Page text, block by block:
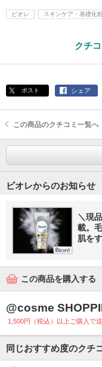
ビオレ スキンケア・基礎化
クチ
ポスト シェア
この商品のクチコミ一覧へ
ビオレからのお知らせ
＼現
載。
肌を
この商品を購入する
@cosme
1,500円（税込）以上ご購入で
同じおすすめ度のクチ